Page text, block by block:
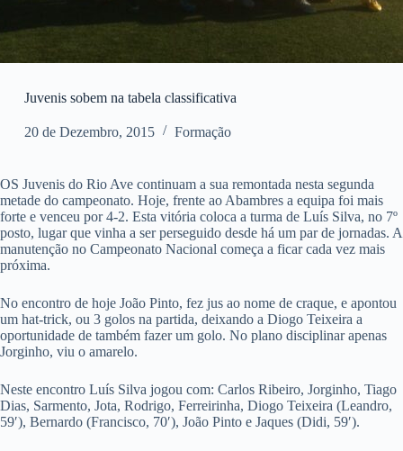
Juvenis sobem na tabela classificativa
20 de Dezembro, 2015 Formação
OS Juvenis do Rio Ave continuam a sua remontada nesta segunda
metade do campeonato. Hoje, frente ao Abambres a equipa foi mais
forte e venceu por 4-2. Esta vitória coloca a turma de Luís Silva, no 7º
posto, lugar que vinha a ser perseguido desde há um par de jornadas. A
manutenção no Campeonato Nacional começa a ficar cada vez mais
próxima.
No encontro de hoje João Pinto, fez jus ao nome de craque, e apontou
um hat-trick, ou 3 golos na partida, deixando a Diogo Teixeira a
oportunidade de também fazer um golo. No plano disciplinar apenas
Jorginho, viu o amarelo.
Neste encontro Luís Silva jogou com: Carlos Ribeiro, Jorginho, Tiago
Dias, Sarmento, Jota, Rodrigo, Ferreirinha, Diogo Teixeira (Leandro,
59′), Bernardo (Francisco, 70′), João Pinto e Jaques (Didi, 59′).